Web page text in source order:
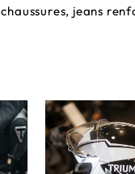
jeans